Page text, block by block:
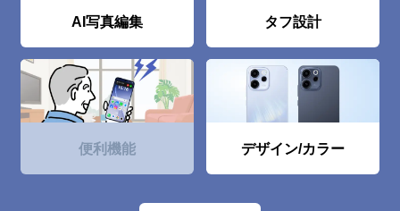
AI写真編集 タフ設計
便利機能 デザイン/カラー